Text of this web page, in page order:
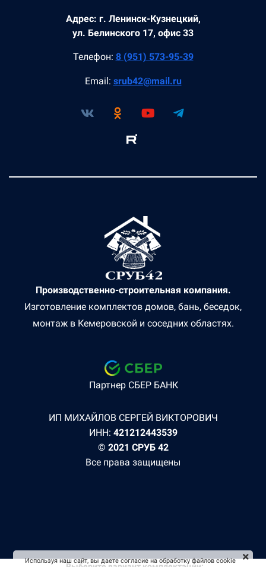
Адрес: г. Ленинск-Кузнецкий,
ул. Белинского 17, офис 33
Телефон: 8 (951) 573-95-39
Email: srub42@mail.ru
Производственно-строительная компания.
Изготовление комплектов домов, бань, беседок,
монтаж в Кемеровской и соседних областях.
Партнер СБЕР БАНК
ИП МИХАЙЛОВ СЕРГЕЙ ВИКТОРОВИЧ
ИНН: 421212443539
© 2021 СРУБ 42
Все права защищены
Используя наш сайт, вы даете согласие на обработку файлов cookie